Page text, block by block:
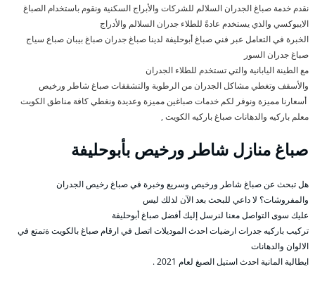
نقدم خدمة صباغ الجدران السلالم للشركات والأبراج السكنية ونقوم باستخدام الصباغ
الايبوكسي والذي يستخدم عادةً للطلاء جدران السلالم والأدراج
الخبرة في التعامل عبر فني صباغ أبوحليفة لدينا صباغ جدران صباغ بيبان صباع سياج
صباغ جدران السور
مع الطينة اليابانية والتي تستخدم للطلاء الجدران
والأسقف وتغطي مشاكل الجدران من الرطوبة والتشققات صباغ شاطر ورخيص
أسعارنا مميزة ونوفر لكم خدمات صباغين مميزة وعديدة ونغطي كافة مناطق الكويت
معلم باركيه والدهانات صباغ باركيه الكويت ,
صباغ منازل شاطر ورخيص بأبوحليفة
هل تبحث عن صباغ شاطر ورخيص وسريع وخبرة في صباغ رخيص الجدران
والمفروشات؟ لا داعي للبحث بعد الآن لذلك ليس
عليك سوى التواصل معنا لنرسل إليك أفضل صباغ أبوحليفة
تركيب باركيه جدرات ارضيات احدث الموديلات اتصل في ارقام صباغ بالكويت ةتمتع في
الالوان والدهانات
ايطالية المانية احدث استيل الصبغ لعام 2021 .